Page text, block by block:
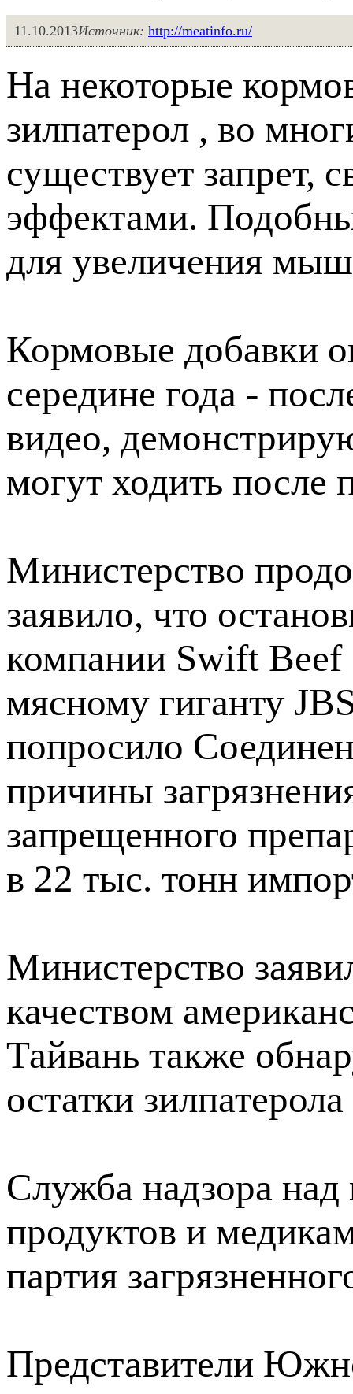
11.10.2013Источник: http://meatinfo.ru/
На некоторые
зилпатерол , во
существует запрет,
эффектами.
для увеличения
Кормовые добавки
середине года -
видео,
могут ходить после
Министерство
заявило, что
компании Swift Beef
мясному гиганту
попросило
причины
запрещенного
в 22 тыс. тонн
Министерство
качеством
Тайвань также
остатки
Служба надзора
продуктов и
партия
Представители